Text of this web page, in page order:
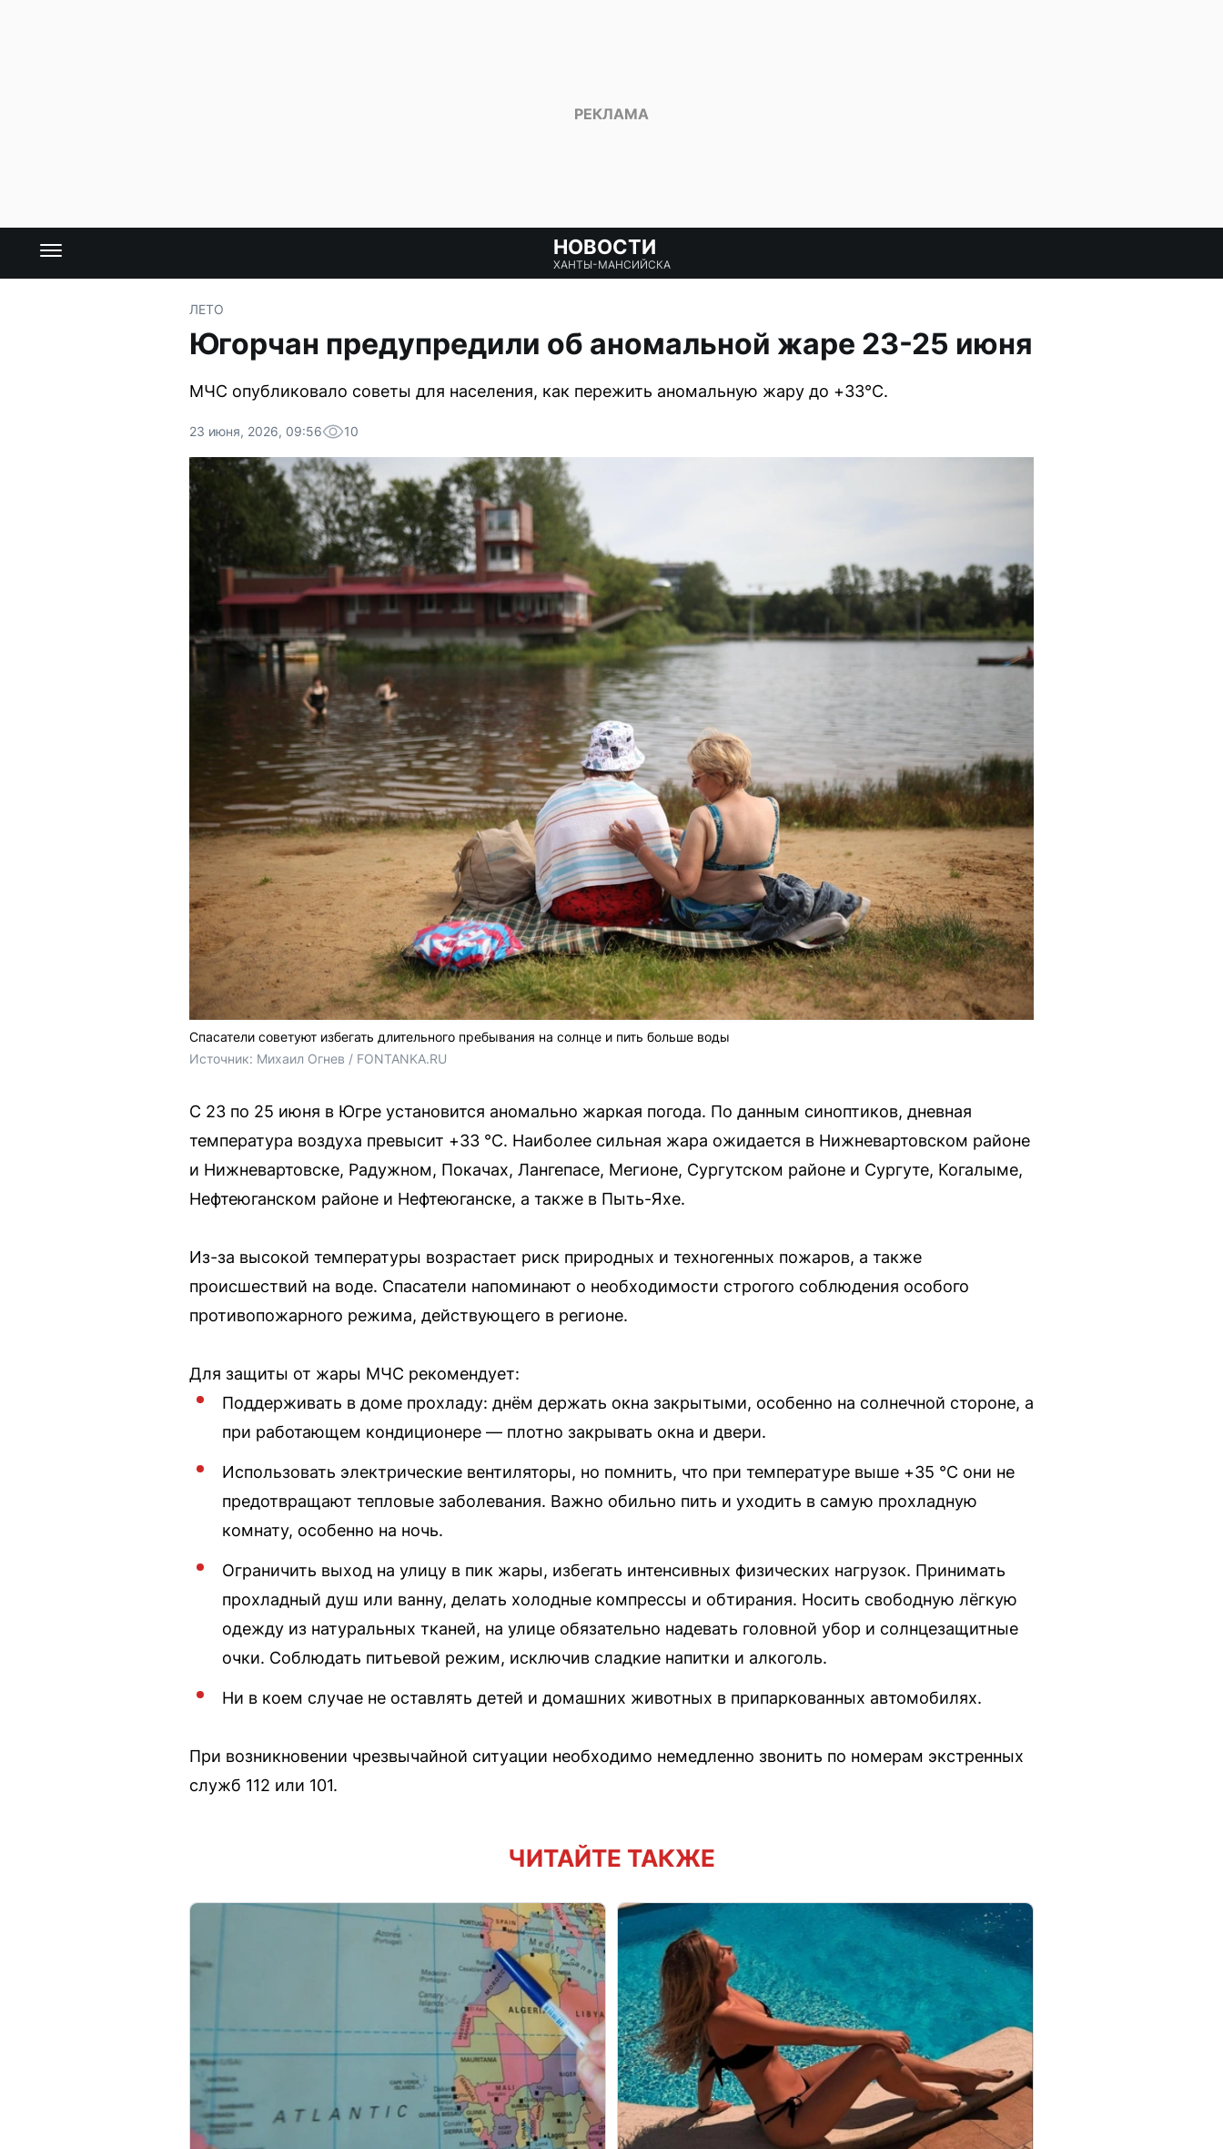
НОВОСТИ
ХАНТЫ-МАНСИЙСКА
ЛЕТО
Югорчан предупредили об аномальной жаре 23-25 июня
МЧС опубликовало советы для населения, как пережить аномальную жару до +33°C.
23 июня, 2026, 09:56 10
Спасатели советуют избегать длительного пребывания на солнце и пить больше воды
Источник: Михаил Огнев / FONTANKA.RU
С 23 по 25 июня в Югре установится аномально жаркая погода. По данным синоптиков, дневная
температура воздуха превысит +33 °С. Наиболее сильная жара ожидается в Нижневартовском районе
и Нижневартовске, Радужном, Покачах, Лангепасе, Мегионе, Сургутском районе и Сургуте, Когалыме,
Нефтеюганском районе и Нефтеюганске, а также в Пыть-Яхе.
Из-за высокой температуры возрастает риск природных и техногенных пожаров, а также
происшествий на воде. Спасатели напоминают о необходимости строгого соблюдения особого
противопожарного режима, действующего в регионе.
Для защиты от жары МЧС рекомендует:
Поддерживать в доме прохладу: днём держать окна закрытыми, особенно на солнечной стороне, а
при работающем кондиционере — плотно закрывать окна и двери.
Использовать электрические вентиляторы, но помнить, что при температуре выше +35 °C они не
предотвращают тепловые заболевания. Важно обильно пить и уходить в самую прохладную
комнату, особенно на ночь.
Ограничить выход на улицу в пик жары, избегать интенсивных физических нагрузок. Принимать
прохладный душ или ванну, делать холодные компрессы и обтирания. Носить свободную лёгкую
одежду из натуральных тканей, на улице обязательно надевать головной убор и солнцезащитные
очки. Соблюдать питьевой режим, исключив сладкие напитки и алкоголь.
Ни в коем случае не оставлять детей и домашних животных в припаркованных автомобилях.
При возникновении чрезвычайной ситуации необходимо немедленно звонить по номерам экстренных
служб 112 или 101.
ЧИТАЙТЕ ТАКЖЕ